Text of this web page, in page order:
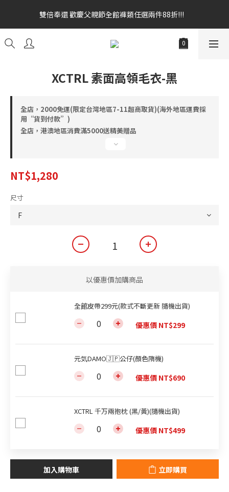
雙倍奉還 歡慶父親節全館褲類任選兩件88折!!!
雙倍奉還 歡慶父親節全館褲類任選兩件88折!!!
全館消費滿額$1680贈3D好野貓公仔(絲綢鐵黑) 滿額$2499贈達摩
金幣 送完為止!  滿$3000再贈現金卷$300元
雙倍奉還 歡慶父親節全館褲類任選兩件88折!!!
XCTRL 素面高領毛衣-黑
全店，2000免運(限定台灣地區7-11超商取貨)(海外地區運費採
用“貨到付款”)
全店，港澳地區消費滿5000送精美贈品
NT$1,280
尺寸
以優惠價加購商品
全館皮帶299元(款式不斷更新 隨機出貨)
優惠價 NT$299
元気DAMO🇯🇵公仔(顏色隋機)
優惠價 NT$690
XCTRL 千万兩抱枕 (黑/黃)(隨機出貨)
優惠價 NT$499
加入購物車 立即購買